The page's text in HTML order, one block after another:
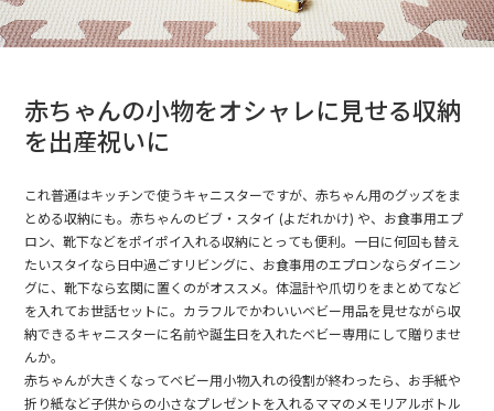
赤ちゃんの小物をオシャレに見せる収納
を出産祝いに
これ普通はキッチンで使うキャニスターですが、赤ちゃん用のグッズをま
とめる収納にも。赤ちゃんのビブ・スタイ (よだれかけ) や、お食事用エプ
ロン、靴下などをポイポイ入れる収納にとっても便利。一日に何回も替え
たいスタイなら日中過ごすリビングに、お食事用のエプロンならダイニン
グに、靴下なら玄関に置くのがオススメ。体温計や爪切りをまとめてなど
を入れてお世話セットに。カラフルでかわいいベビー用品を見せながら収
納できるキャニスターに名前や誕生日を入れたベビー専用にして贈りませ
んか。
赤ちゃんが大きくなってベビー用小物入れの役割が終わったら、お手紙や
折り紙など子供からの小さなプレゼントを入れるママのメモリアルボトル